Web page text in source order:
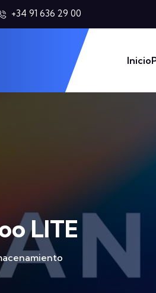
+34 91 636 29 00
Inicio
LITE